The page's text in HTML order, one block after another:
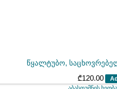
წყალტუბო,
₾120.00